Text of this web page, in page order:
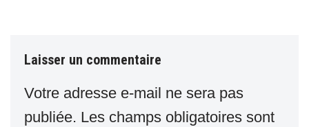
Laisser un commentaire
Votre adresse e-mail ne sera pas
publiée. Les champs obligatoires sont